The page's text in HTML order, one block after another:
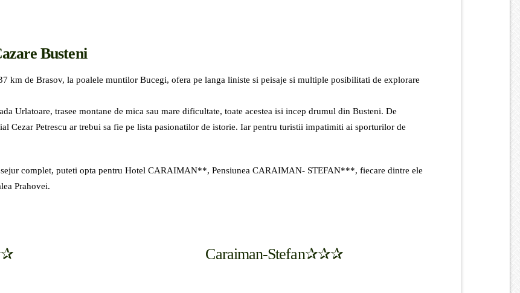
Busteni
km de Brasov, la poalele muntilor Bucegi, ofera pe langa liniste si peisaje si multiple posibilitati de explorare
Urlatoare, trasee montane de mica sau mare dificultate, toate acestea isi incep drumul din Busteni. De
Cezar Petrescu ar trebui sa fie pe lista pasionatilor de istorie. Iar pentru turistii impatimiti ai sporturilor de
sejur complet, puteti opta pentru Hotel CARAIMAN**, Pensiunea CARAIMAN- STEFAN***, fiecare dintre ele
Prahovei.
Caraiman-Stefan✰✰✰